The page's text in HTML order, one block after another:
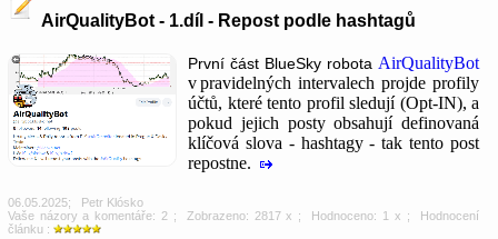
AirQualityBot - 1.díl - Repost podle hashtagů
První část BlueSky robota AirQualityBot
v pravidelných intervalech projde profily
účtů, které tento profil sledují (Opt-IN), a
pokud jejich posty obsahují definovaná
klíčová slova - hashtagy - tak tento post
repostne.
06.05.2025; Petr Klósko
Vaše názory a komentáře: 2 ; Zobrazeno: 2817 x ; Hodnoceno: 1 x ; Hodnocení
článku :